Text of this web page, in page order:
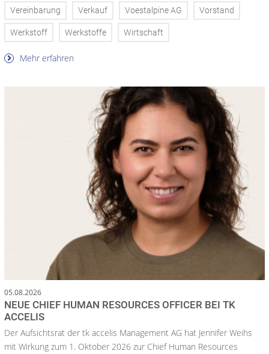
Vereinbarung Verkauf Voestalpine AG Vorstand
Werkstoff Werkstoffe Wirtschaft
Mehr erfahren
05.08.2026
NEUE CHIEF HUMAN RESOURCES OFFICER BEI TK
ACCELIS
Der Aufsichtsrat der tk accelis Management AG hat Jennifer Weihs
mit Wirkung zum 1. Oktober 2026 zur Chief Human Resources